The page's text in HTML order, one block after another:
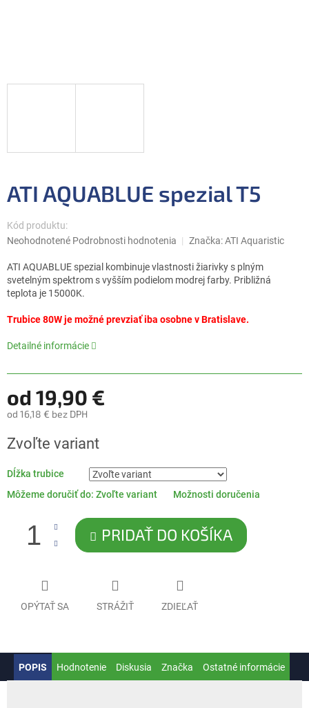
ATI AQUABLUE spezial T5
Kód produktu:
Priemerné
produktu
je
0,0
5
Neohodnotené Podrobnosti hodnotenia Značka:ATI Aquaristic
ATI AQUABLUE spezial kombinuje vlastnosti žiarivky s plným
svetelným spektrom s vyšším podielom modrej farby. Približná
teplota je 15000K.
Trubice 80W je možné prevziať iba osobne v Bratislave.
Detailné informácie
od 19,90 €
od 16,18 € bez DPH
cena:
Zvoľte variant
Dĺžka trubice
Môžeme doručiť do: Zvoľte variant Možnosti doručenia
PRIDAŤ DO KOŠÍKA
OPÝTAŤ SA STRÁŽIŤ ZDIEĽAŤ
POPIS Hodnotenie Diskusia Značka Ostatné informácie